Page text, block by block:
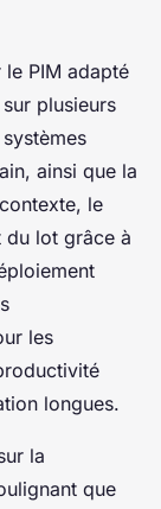
PIM adapté
plusieurs
ainsi que la
le
du lot grâce à
les
longues.
la
que